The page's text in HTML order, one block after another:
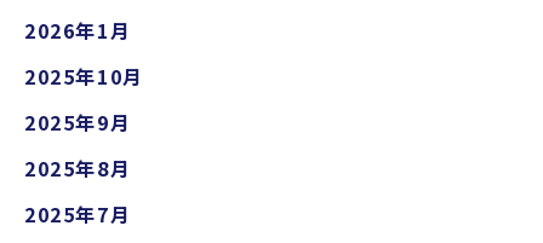
2026年1月
2025年10月
2025年9月
2025年8月
2025年7月